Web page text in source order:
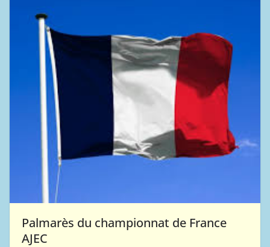
Palmarès du championnat de France
AJEC